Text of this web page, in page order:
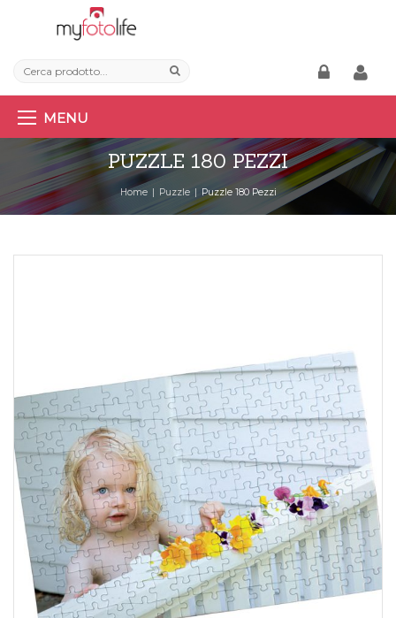
MENU
PUZZLE 180 PEZZI
Home Puzzle Puzzle 180 Pezzi